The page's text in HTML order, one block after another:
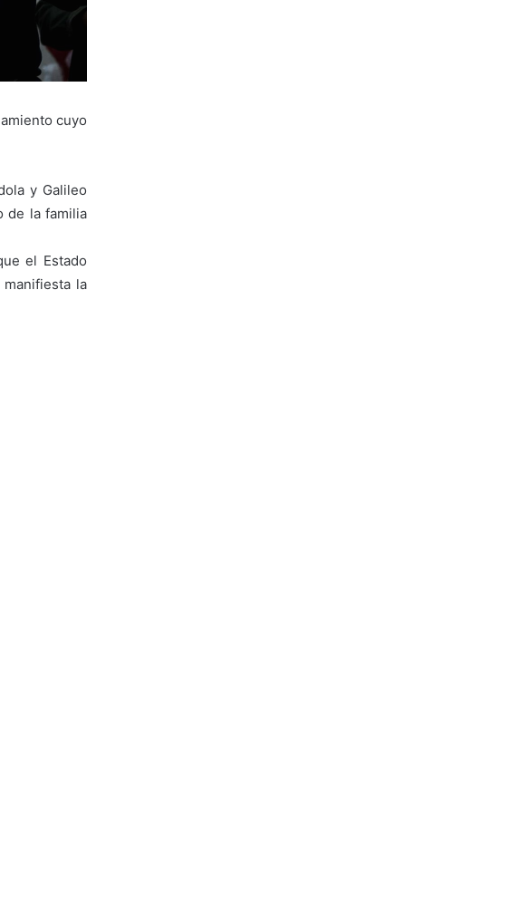
cuyo
y Galileo
de la familia
el Estado
la